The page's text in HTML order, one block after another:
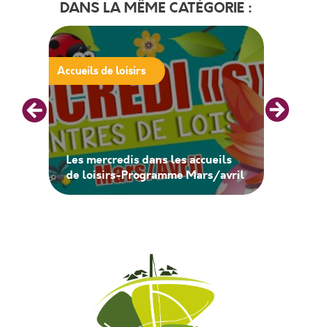
DANS LA MÊME CATÉGORIE :
Les mercredis dans les accueils
de loisirs-Programme Mars/avril
Accueils de loisirs